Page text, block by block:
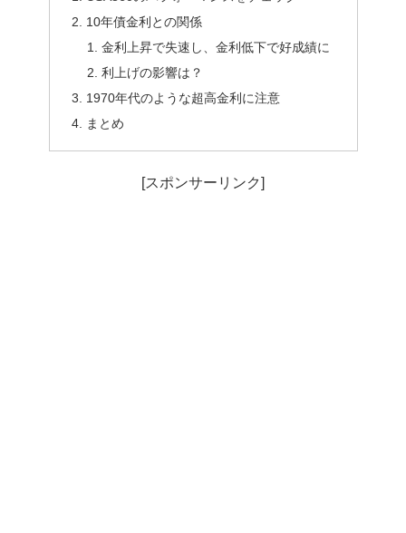
10年債金利との関係
金利上昇で失速し、金利低下で好成績に
利上げの影響は？
1970年代のような超高金利に注意
まとめ
[スポンサーリンク]